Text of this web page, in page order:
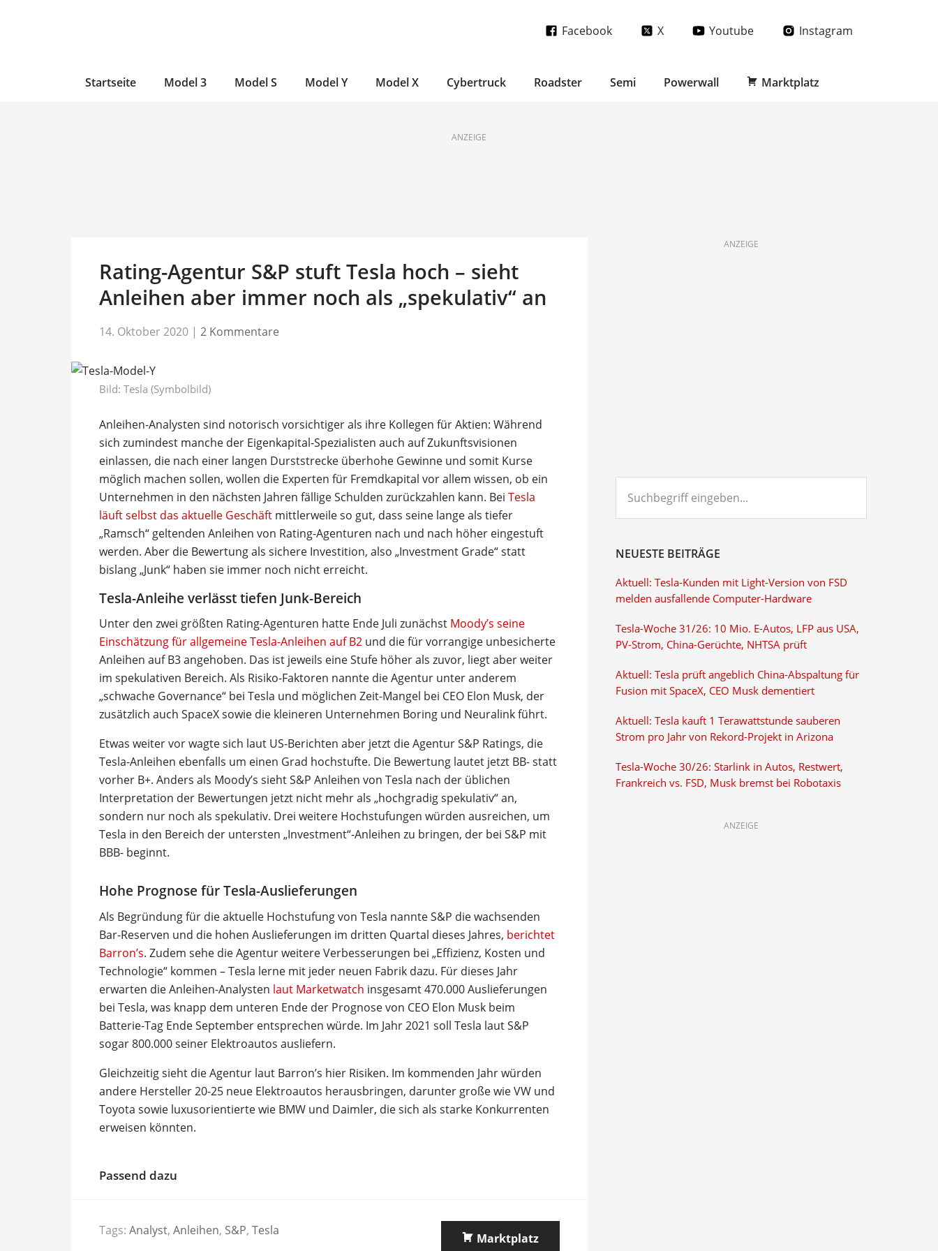
Facebook X Youtube Instagram
Startseite Model 3 Model S Model Y Model X Cybertruck Roadster Semi Powerwall Marktplatz
ANZEIGE
Rating-Agentur S&P stuft Tesla hoch – sieht
Anleihen aber immer noch als „spekulativ“ an
14. Oktober 2020 | 2 Kommentare
Bild: Tesla (Symbolbild)
Anleihen-Analysten sind notorisch vorsichtiger als ihre Kollegen für Aktien: Während
sich zumindest manche der Eigenkapital-Spezialisten auch auf Zukunftsvisionen
einlassen, die nach einer langen Durststrecke überhohe Gewinne und somit Kurse
möglich machen sollen, wollen die Experten für Fremdkapital vor allem wissen, ob ein
Unternehmen in den nächsten Jahren fällige Schulden zurückzahlen kann. Bei Tesla
läuft selbst das aktuelle Geschäft mittlerweile so gut, dass seine lange als tiefer
„Ramsch“ geltenden Anleihen von Rating-Agenturen nach und nach höher eingestuft
werden. Aber die Bewertung als sichere Investition, also „Investment Grade“ statt
bislang „Junk“ haben sie immer noch nicht erreicht.
Tesla-Anleihe verlässt tiefen Junk-Bereich
Unter den zwei größten Rating-Agenturen hatte Ende Juli zunächst Moody’s seine
Einschätzung für allgemeine Tesla-Anleihen auf B2 und die für vorrangige unbesicherte
Anleihen auf B3 angehoben. Das ist jeweils eine Stufe höher als zuvor, liegt aber weiter
im spekulativen Bereich. Als Risiko-Faktoren nannte die Agentur unter anderem
„schwache Governance“ bei Tesla und möglichen Zeit-Mangel bei CEO Elon Musk, der
zusätzlich auch SpaceX sowie die kleineren Unternehmen Boring und Neuralink führt.
Etwas weiter vor wagte sich laut US-Berichten aber jetzt die Agentur S&P Ratings, die
Tesla-Anleihen ebenfalls um einen Grad hochstufte. Die Bewertung lautet jetzt BB- statt
vorher B+. Anders als Moody’s sieht S&P Anleihen von Tesla nach der üblichen
Interpretation der Bewertungen jetzt nicht mehr als „hochgradig spekulativ“ an,
sondern nur noch als spekulativ. Drei weitere Hochstufungen würden ausreichen, um
Tesla in den Bereich der untersten „Investment“-Anleihen zu bringen, der bei S&P mit
BBB- beginnt.
Hohe Prognose für Tesla-Auslieferungen
Als Begründung für die aktuelle Hochstufung von Tesla nannte S&P die wachsenden
Bar-Reserven und die hohen Auslieferungen im dritten Quartal dieses Jahres, berichtet
Barron’s. Zudem sehe die Agentur weitere Verbesserungen bei „Effizienz, Kosten und
Technologie“ kommen – Tesla lerne mit jeder neuen Fabrik dazu. Für dieses Jahr
erwarten die Anleihen-Analysten laut Marketwatch insgesamt 470.000 Auslieferungen
bei Tesla, was knapp dem unteren Ende der Prognose von CEO Elon Musk beim
Batterie-Tag Ende September entsprechen würde. Im Jahr 2021 soll Tesla laut S&P
sogar 800.000 seiner Elektroautos ausliefern.
Gleichzeitig sieht die Agentur laut Barron’s hier Risiken. Im kommenden Jahr würden
andere Hersteller 20-25 neue Elektroautos herausbringen, darunter große wie VW und
Toyota sowie luxusorientierte wie BMW und Daimler, die sich als starke Konkurrenten
erweisen könnten.
Passend dazu
Tags: Analyst, Anleihen, S&P, Tesla
Marktplatz
ANZEIGE
eingeben...
NEUESTE BEITRÄGE
Aktuell: Tesla-Kunden mit Light-Version von FSD
melden ausfallende Computer-Hardware
Tesla-Woche 31/26: 10 Mio. E-Autos, LFP aus USA,
PV-Strom, China-Gerüchte, NHTSA prüft
Aktuell: Tesla prüft angeblich China-Abspaltung für
Fusion mit SpaceX, CEO Musk dementiert
Aktuell: Tesla kauft 1 Terawattstunde sauberen
Strom pro Jahr von Rekord-Projekt in Arizona
Tesla-Woche 30/26: Starlink in Autos, Restwert,
Frankreich vs. FSD, Musk bremst bei Robotaxis
ANZEIGE